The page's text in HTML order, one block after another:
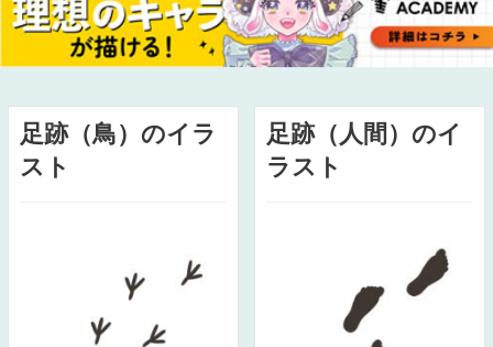
足跡（鳥）のイラ
スト
足跡（人間）のイ
ラスト